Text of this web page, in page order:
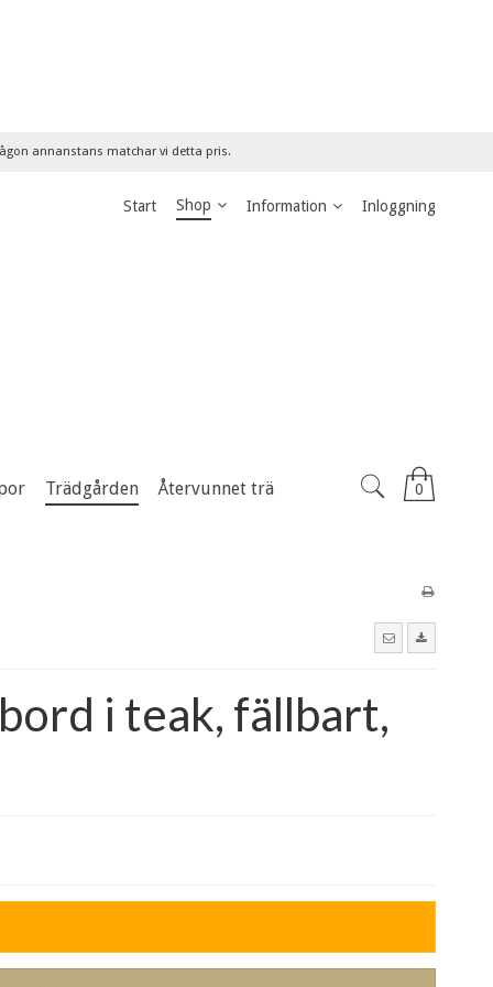
annanstans matchar vi detta pris.
Start Shop Information Inloggning
0
Trädgården
Återvunnet trä
i teak, fällbart,